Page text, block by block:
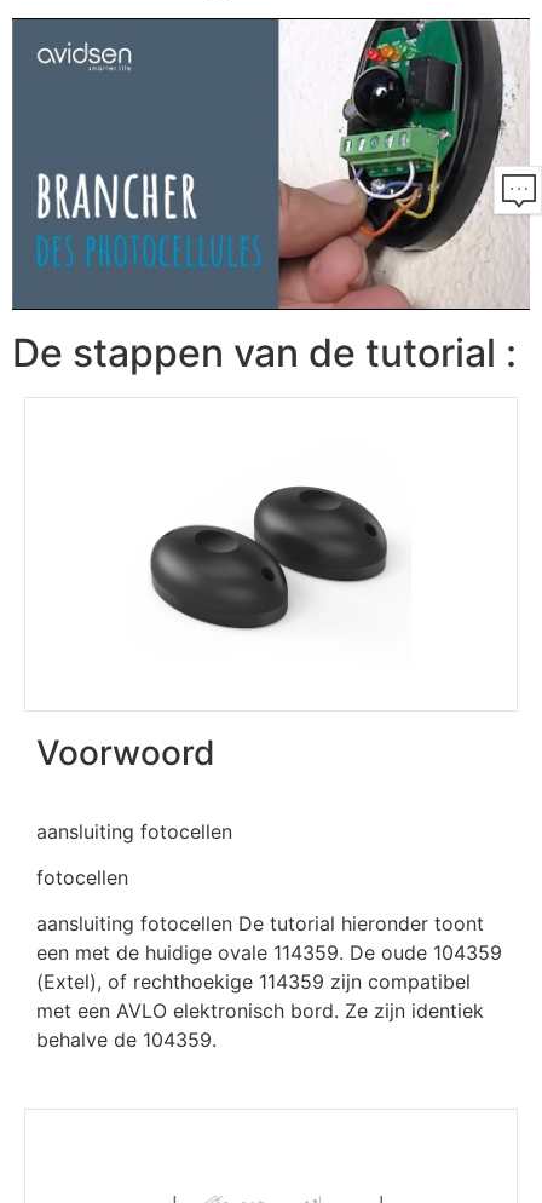
De stappen van de tutorial :
Voorwoord
aansluiting fotocellen
fotocellen
aansluiting fotocellen De tutorial hieronder toont
een met de huidige ovale 114359. De oude 104359
(Extel), of rechthoekige 114359 zijn compatibel
met een AVLO elektronisch bord. Ze zijn identiek
behalve de 104359.